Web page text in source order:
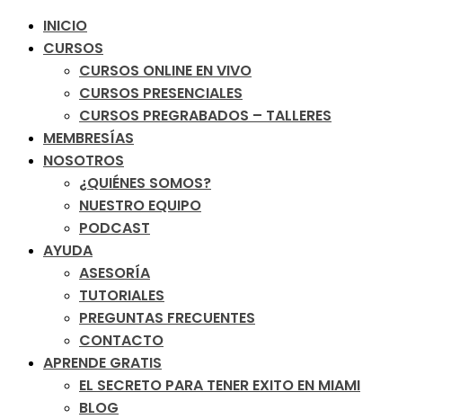
INICIO
CURSOS
CURSOS ONLINE EN VIVO
CURSOS PRESENCIALES
CURSOS PREGRABADOS – TALLERES
MEMBRESÍAS
NOSOTROS
¿QUIÉNES SOMOS?
NUESTRO EQUIPO
PODCAST
AYUDA
ASESORÍA
TUTORIALES
PREGUNTAS FRECUENTES
CONTACTO
APRENDE GRATIS
EL SECRETO PARA TENER EXITO EN MIAMI
BLOG